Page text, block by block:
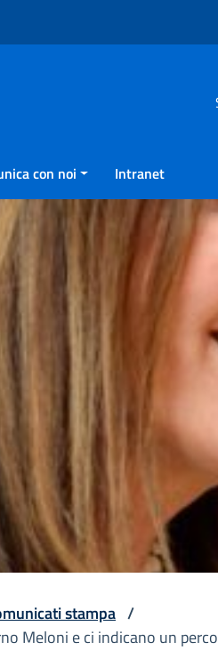
con noi Intranet
stampa /
Meloni e ci indicano un